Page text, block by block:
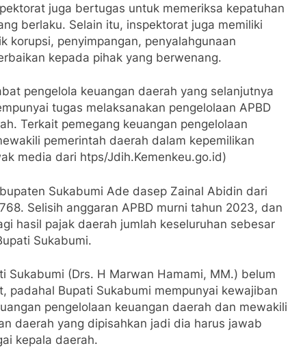
juga bertugas untuk memeriksa kepatuhan
berlaku. Selain itu, inspektorat juga memiliki
korupsi, penyimpangan, penyalahgunaan
kepada pihak yang berwenang.
pengelola keuangan daerah yang selanjutnya
tugas melaksanakan pengelolaan APBD
Terkait pemegang keuangan pengelolaan
pemerintah daerah dalam kepemilikan
media dari htps/Jdih.Kemenkeu.go.id)
Sukabumi Ade dasep Zainal Abidin dari
Selisih anggaran APBD murni tahun 2023, dan
hasil pajak daerah jumlah keseluruhan sebesar
Sukabumi.
(Drs. H Marwan Hamami, MM.) belum
padahal Bupati Sukabumi mempunyai kewajiban
pengelolaan keuangan daerah dan mewakili
daerah yang dipisahkan jadi dia harus jawab
kepala daerah.